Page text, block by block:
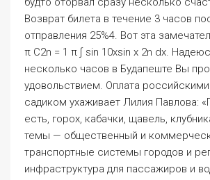
инфраструктура для пассажиров и
итогам рассмотрения повторно
можно приобрести заранее от 10 до
зависимости от фирмы автобуса.
зеркальным, если справа налево оно
же, как слева направо. Мы
зарегистрированную в файлах
частности, в рекламных и
также для того, чтобы адаптировать
индивидуальным потребностям